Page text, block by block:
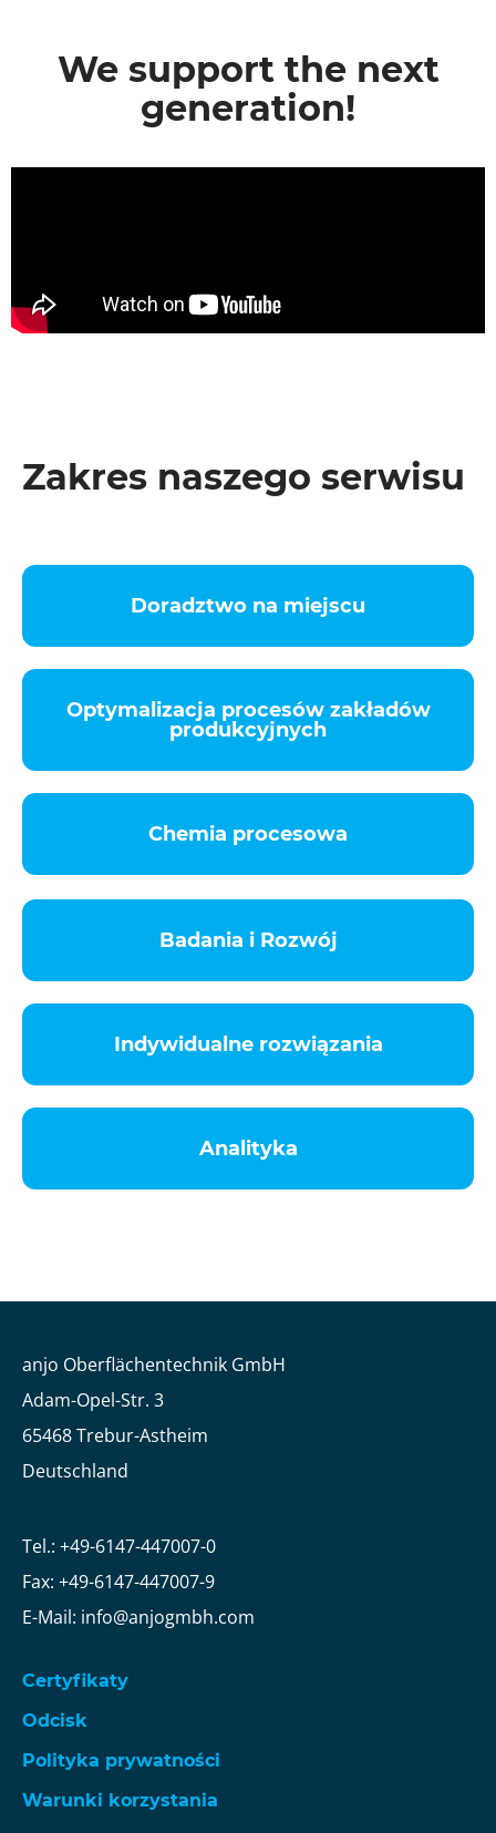
We support the next
generation!
Zakres naszego serwisu
Doradztwo na miejscu
Optymalizacja procesów zakładów
produkcyjnych
Chemia procesowa
Badania i Rozwój
Indywidualne rozwiązania
Analityka
anjo Oberflächentechnik GmbH
Adam-Opel-Str. 3
65468 Trebur-Astheim
Deutschland
Tel.: +49-6147-447007-0
Fax: +49-6147-447007-9
E-Mail: info@anjogmbh.com
Certyfikaty
Odcisk
Polityka prywatności
Warunki korzystania